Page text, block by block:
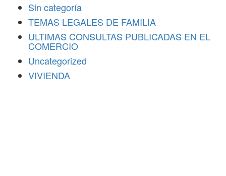
Sin categoría
TEMAS LEGALES DE FAMILIA
ULTIMAS CONSULTAS PUBLICADAS EN EL
COMERCIO
Uncategorized
VIVIENDA